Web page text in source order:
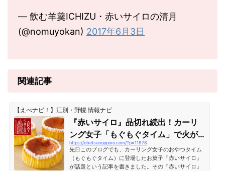
— 飲む羊羹ICHIZU・赤いサイロの清月
(@nomuyokan) 2017年6月3日
関連記事
【えべナビ！】江別・野幌 情報ナビ
『赤いサイロ』品切れ続出！カーリ
ング女子「もぐもぐタイム」で火が
付き一気に人気商品へ
https://ebetsunopporo.com/?p=11878
先日このブログでも、カーリング女子のおやつタイム
（もぐもぐタイム）に登場したお菓子『赤いサイロ』
が話題という記事を書きました。その『赤いサイロ』